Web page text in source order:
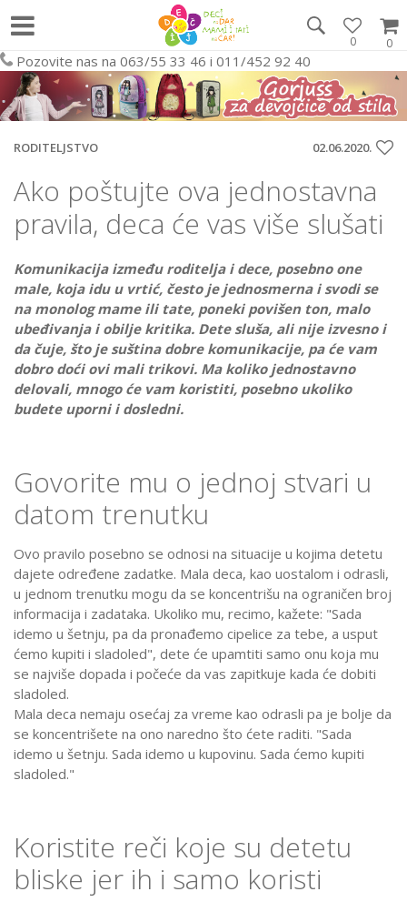
0
0
Pozovite nas na 063/55 33 46 i 011/452 92 40
RODITELJSTVO 02.06.2020.
Ako poštujte ova jednostavna
pravila, deca će vas više slušati
Komunikacija između roditelja i dece, posebno one
male, koja idu u vrtić, često je jednosmerna i svodi se
na monolog mame ili tate, poneki povišen ton, malo
ubeđivanja i obilje kritika. Dete sluša, ali nije izvesno i
da čuje, što je suština dobre komunikacije, pa će vam
dobro doći ovi mali trikovi. Ma koliko jednostavno
delovali, mnogo će vam koristiti, posebno ukoliko
budete uporni i dosledni.
Govorite mu o jednoj stvari u
datom trenutku
Ovo pravilo posebno se odnosi na situacije u kojima detetu
dajete određene zadatke. Mala deca, kao uostalom i odrasli,
u jednom trenutku mogu da se koncentrišu na ograničen broj
informacija i zadataka. Ukoliko mu, recimo, kažete: "Sada
idemo u šetnju, pa da pronađemo cipelice za tebe, a usput
ćemo kupiti i sladoled", dete će upamtiti samo onu koja mu
se najviše dopada i počeće da vas zapitkuje kada će dobiti
sladoled.
Mala deca nemaju osećaj za vreme kao odrasli pa je bolje da
se koncentrišete na ono naredno što ćete raditi. "Sada
idemo u šetnju. Sada idemo u kupovinu. Sada ćemo kupiti
sladoled."
Koristite reči koje su detetu
bliske jer ih i samo koristi